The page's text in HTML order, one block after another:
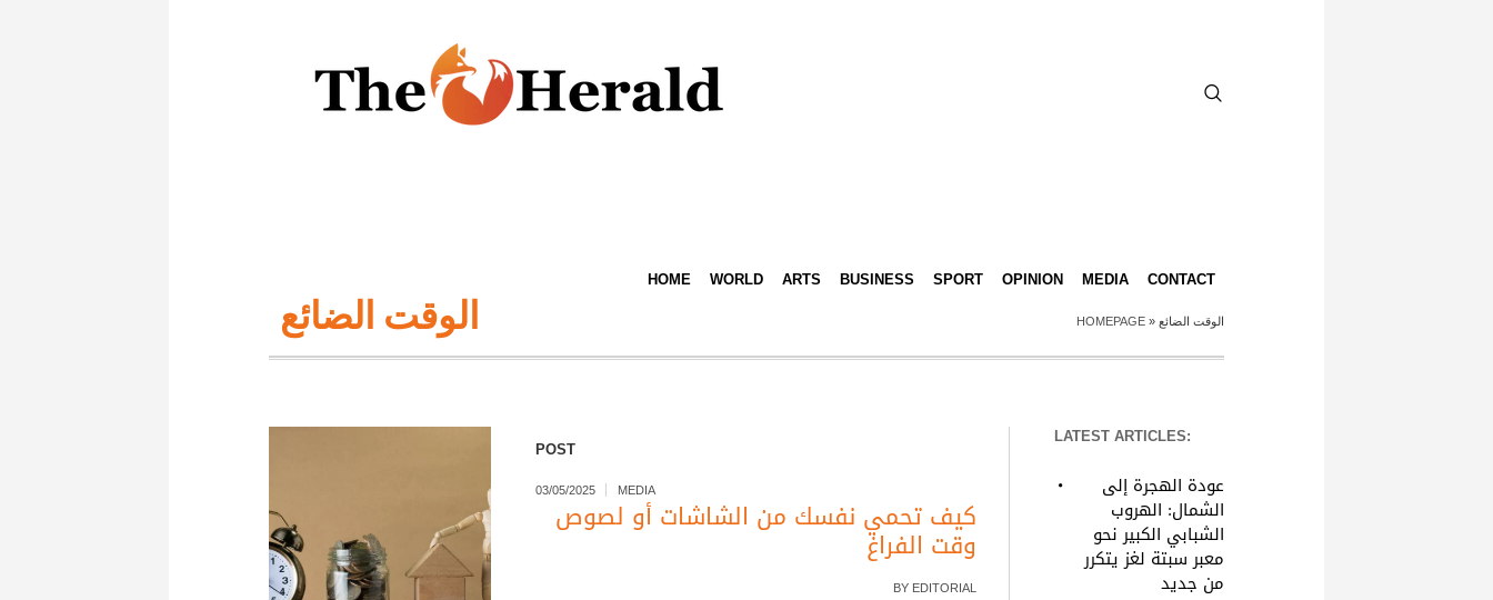
HOME WORLD ARTS BUSINESS SPORT OPINION MEDIA CONTACT
الوقت الضائع HOMEPAGE » الوقت الضائع
POST
03/05/2025 MEDIA
كيف تحمي نفسك من الشاشات أو لصوص
وقت الفراغ
BY EDITORIAL
LATEST ARTICLES:
عودة الهجرة إلى
الشمال: الهروب
الشبابي الكبير نحو
معبر سبتة لغز يتكرر
من جديد